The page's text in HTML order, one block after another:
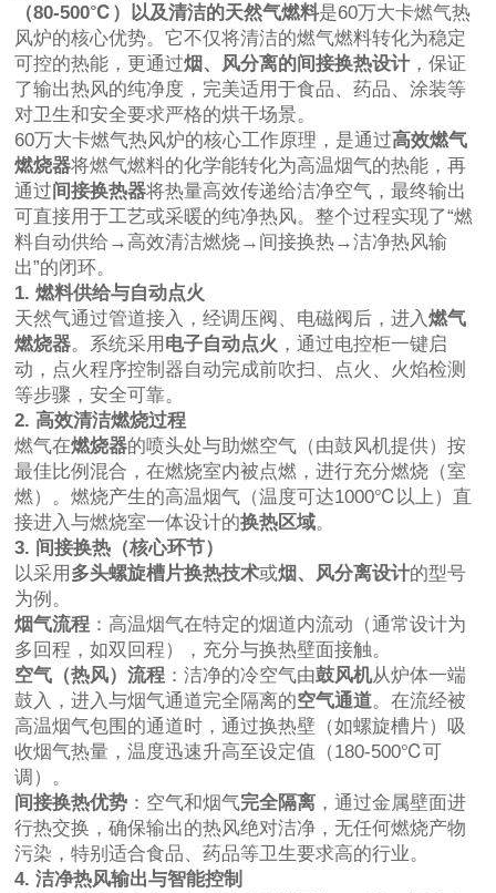
（80-500℃）以及清洁的天然气燃料是60万大卡燃气热
风炉的核心优势。它不仅将清洁的燃气燃料转化为稳定
可控的热能，更通过烟、风分离的间接换热设计 ，保证
了输出热风的纯净度，完美适用于食品、药品、涂装等
对卫生和安全要求严格的烘干场景。
60万大卡燃气热风炉的核心工作原理，是通过高效燃气
燃烧器将燃气燃料的化学能转化为高温烟气的热能，再
通过 间接换热器将热量高效传递给洁净空气，最终输出
可直接用于工艺或采暖的纯净热风。整个过程实现了“燃
料自动供给→高效清洁燃烧→间接换热→洁净热风输
出”的闭环。
1. 燃料供给与自动点火
天然气通过管道接入，经调压阀、电磁阀后，进入燃气
燃烧器。系统采用 电子自动点火 ，通过电控柜一键启
动，点火程序控制器自动完成前吹扫、点火、火焰检测
等步骤，安全可靠。
2. 高效清洁燃烧过程
燃气在燃烧器的喷头处与助燃空气（由鼓风机提供）按
最佳比例混合，在燃烧室内被点燃，进行充分燃烧（室
燃）。燃烧产生的高温烟气（温度可达1000℃以上）直
接进入与燃烧室一体设计的换热区域。
3. 间接换热（核心环节）
以采用 多头螺旋槽片换热技术或烟、风分离设计的型号
为例。
烟气流程 ：高温烟气在特定的烟道内流动（通常设计为
多回程，如双回程），充分与换热壁面接触。
空气（热风）流程 ：洁净的冷空气由鼓风机从炉体一端
鼓入，进入与烟气通道完全隔离的空气通道。在流经被
高温烟气包围的通道时，通过换热壁（如螺旋槽片）吸
收烟气热量，温度迅速升高至设定值（180-500℃可
调）。
间接换热优势 ：空气和烟气完全隔离 ，通过金属壁面进
行热交换，确保输出的热风绝对洁净，无任何燃烧产物
污染，特别适合食品、药品等卫生要求高的行业。
4. 洁净热风输出与智能控制